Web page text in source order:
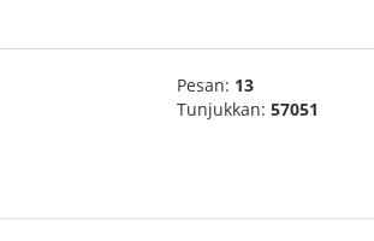
Pesan: 13
Tunjukkan: 57051